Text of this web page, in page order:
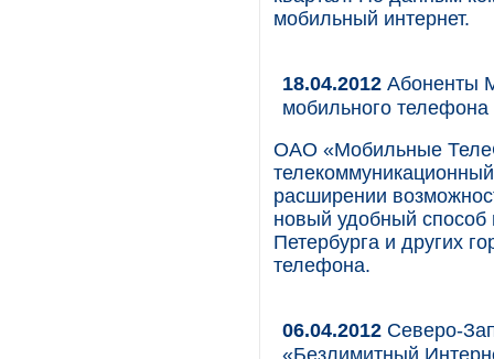
мобильный интернет.
18.04.2012 Абоненты
мобильного телефона
ОАО «Мобильные
расширении
новый удобный способ
Петербурга и других
телефона.
06.04.2012 Северо-
«Безлимитный